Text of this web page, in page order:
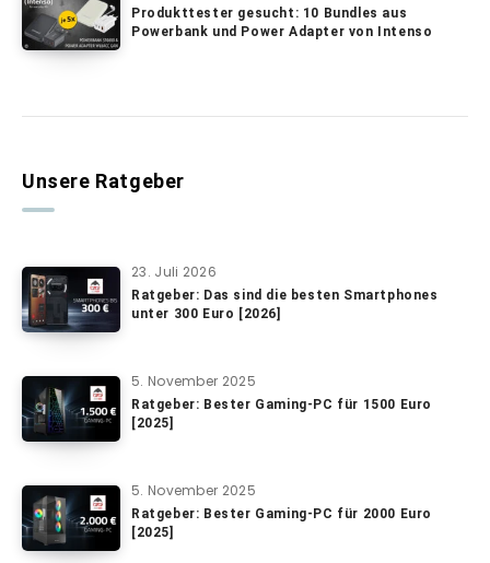
Produkttester gesucht: 10 Bundles aus
Powerbank und Power Adapter von Intenso
Unsere Ratgeber
23. Juli 2026
Ratgeber: Das sind die besten Smartphones
unter 300 Euro [2026]
5. November 2025
Ratgeber: Bester Gaming-PC für 1500 Euro
[2025]
5. November 2025
Ratgeber: Bester Gaming-PC für 2000 Euro
[2025]